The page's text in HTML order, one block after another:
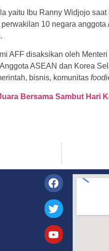
yaitu Ibu Ranny Widjojo
10 negara
AFF disaksikan oleh
ASEAN dan Korea
bisnis, komunitas
Bersama Sambut Hari